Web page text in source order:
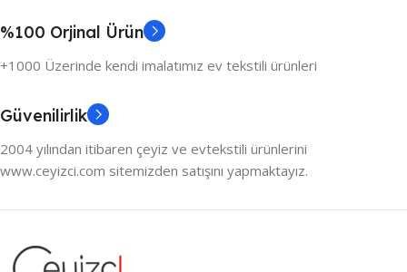
%100 Orjinal Ürün
+1000 Üzerinde kendi imalatımız ev tekstili ürünleri
Güvenilirlik
2004 yılından itibaren çeyiz ve evtekstili ürünlerini
www.ceyizci.com sitemizden satışını yapmaktayız.